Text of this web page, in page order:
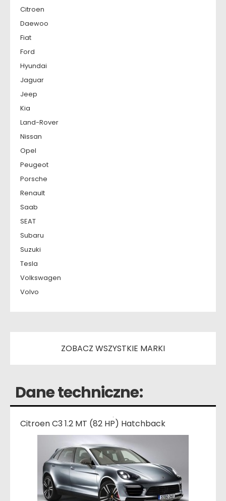
Citroen
Daewoo
Fiat
Ford
Hyundai
Jaguar
Jeep
Kia
Land-Rover
Nissan
Opel
Peugeot
Porsche
Renault
Saab
SEAT
Subaru
Suzuki
Tesla
Volkswagen
Volvo
ZOBACZ WSZYSTKIE MARKI
Dane techniczne:
Citroen C3 1.2 MT (82 HP) Hatchback